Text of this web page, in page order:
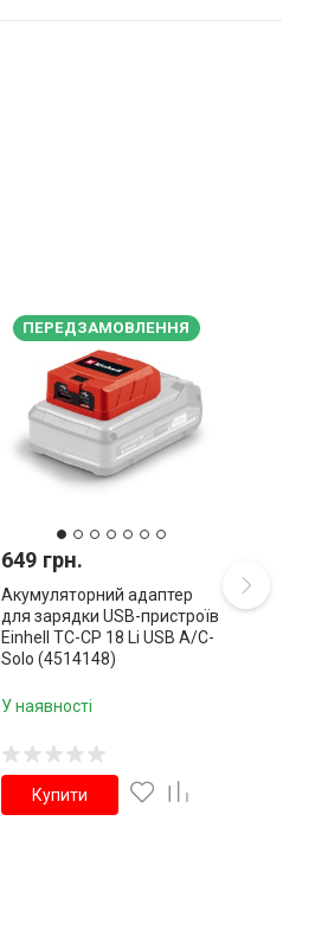
ПЕРЕДЗАМОВЛЕННЯ
649 грн.
Акумуляторний адаптер
для зарядки USB-пристроїв
Einhell TC-CP 18 Li USB A/C-
Solo (4514148)
У наявності
Купити